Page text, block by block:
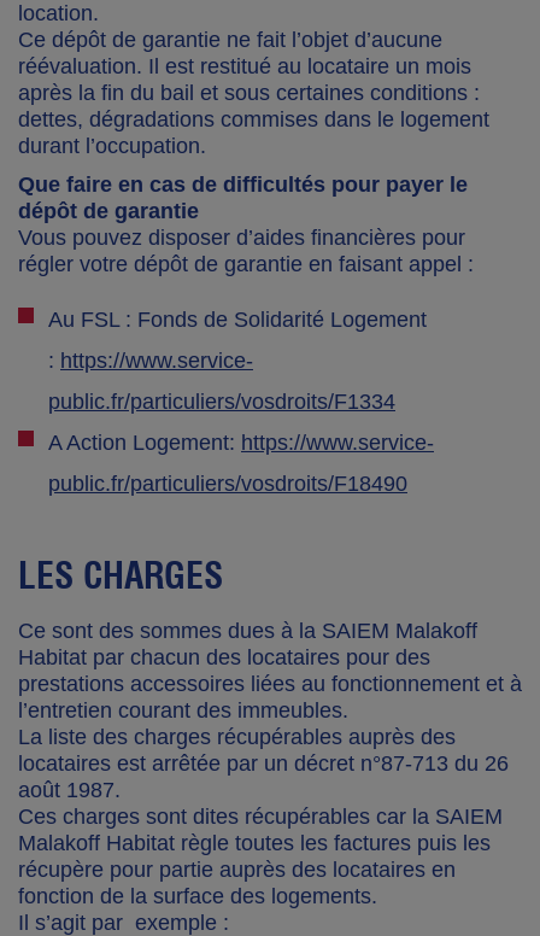
location.
Ce dépôt de garantie ne fait l’objet d’aucune
réévaluation. Il est restitué au locataire un mois
après la fin du bail et sous certaines conditions :
dettes, dégradations commises dans le logement
durant l’occupation.
Que faire en cas de difficultés pour payer le
dépôt de garantie
Vous pouvez disposer d’aides financières pour
régler votre dépôt de garantie en faisant appel :
Au FSL : Fonds de Solidarité Logement
: https://www.service-
public.fr/particuliers/vosdroits/F1334
A Action Logement: https://www.service-
public.fr/particuliers/vosdroits/F18490
LES CHARGES
Ce sont des sommes dues à la SAIEM Malakoff
Habitat par chacun des locataires pour des
prestations accessoires liées au fonctionnement et à
l’entretien courant des immeubles.
La liste des charges récupérables auprès des
locataires est arrêtée par un décret n°87-713 du 26
août 1987.
Ces charges sont dites récupérables car la SAIEM
Malakoff Habitat règle toutes les factures puis les
récupère pour partie auprès des locataires en
fonction de la surface des logements.
Il s’agit par exemple :